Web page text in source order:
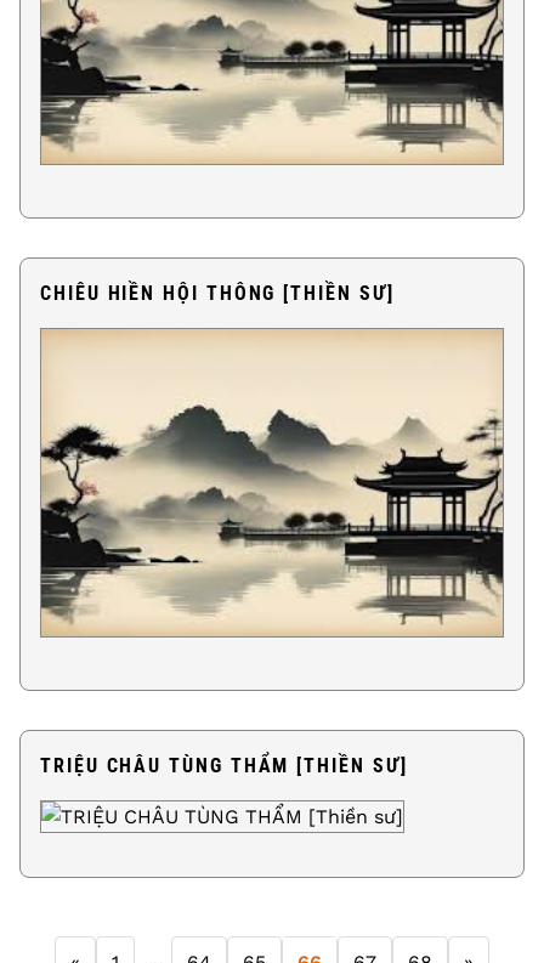
CHIÊU HIỀN HỘI THÔNG [THIỀN SƯ]
TRIỆU CHÂU TÙNG THẨM [THIỀN SƯ]